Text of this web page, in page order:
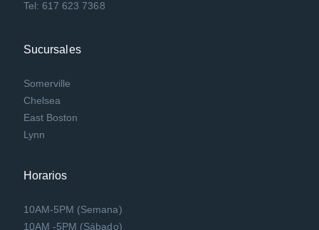
Tel: 617 623 7368
Sucursales
Somerville
Chelsea
East Boston
Lynn
Horarios
10AM-5PM (Semana)
10AM -5PM (Sábado)